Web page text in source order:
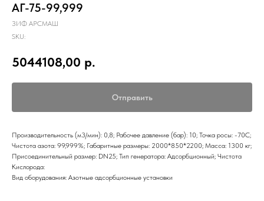
АГ-75-99,999
ЗИФ АРСМАШ
SKU:
5044108,00 р.
Отправить
Производительность (м3/мин): 0,8; Рабочее давление (бар): 10; Точка росы: -70С;
Чистота азота: 99,999%; Габаритные размеры: 2000*850*2200; Масса: 1300 кг;
Присоединительный размер: DN25; Тип генератора: Адсорбционный; Чистота
Кислорода:
Вид оборудования: Азотные адсорбционные установки